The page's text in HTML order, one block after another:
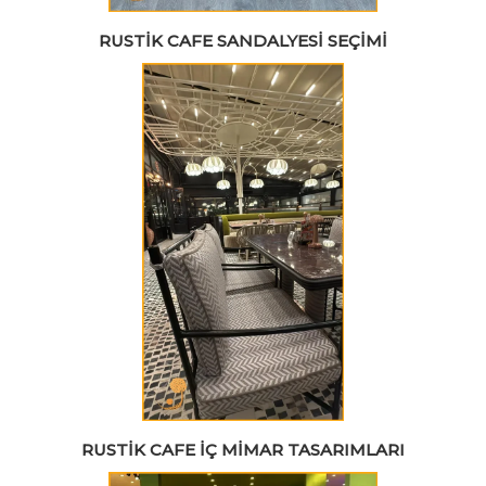
RUSTIK CAFE SANDALYESI SEÇIMI
RUSTIK CAFE İÇ MIMAR TASARIMLARI